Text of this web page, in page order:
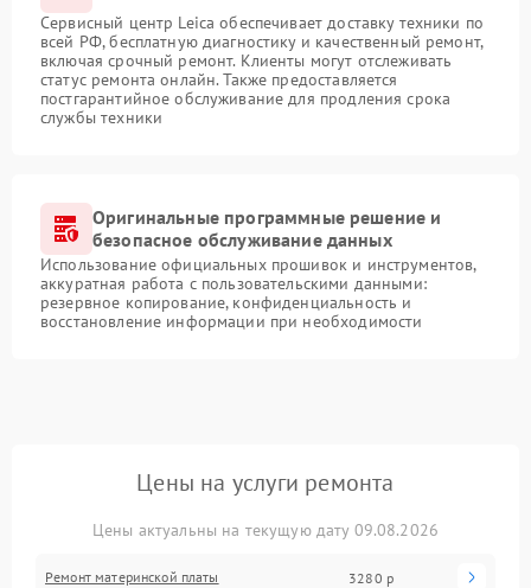
Сервисный центр Leica обеспечивает доставку техники по
всей РФ, бесплатную диагностику и качественный ремонт,
включая срочный ремонт. Клиенты могут отслеживать
статус ремонта онлайн. Также предоставляется
постгарантийное обслуживание для продления срока
службы техники
Оригинальные программные решение и
безопасное обслуживание данных
Использование официальных прошивок и инструментов,
аккуратная работа с пользовательскими данными:
резервное копирование, конфиденциальность и
восстановление информации при необходимости
Цены на услуги ремонта
Цены актуальны на текущую дату 09.08.2026
Ремонт материнской платы 3280 р